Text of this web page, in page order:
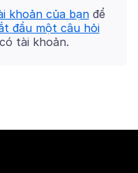
khoản của bạnđể
đầu một câu hỏi
tài khoản.